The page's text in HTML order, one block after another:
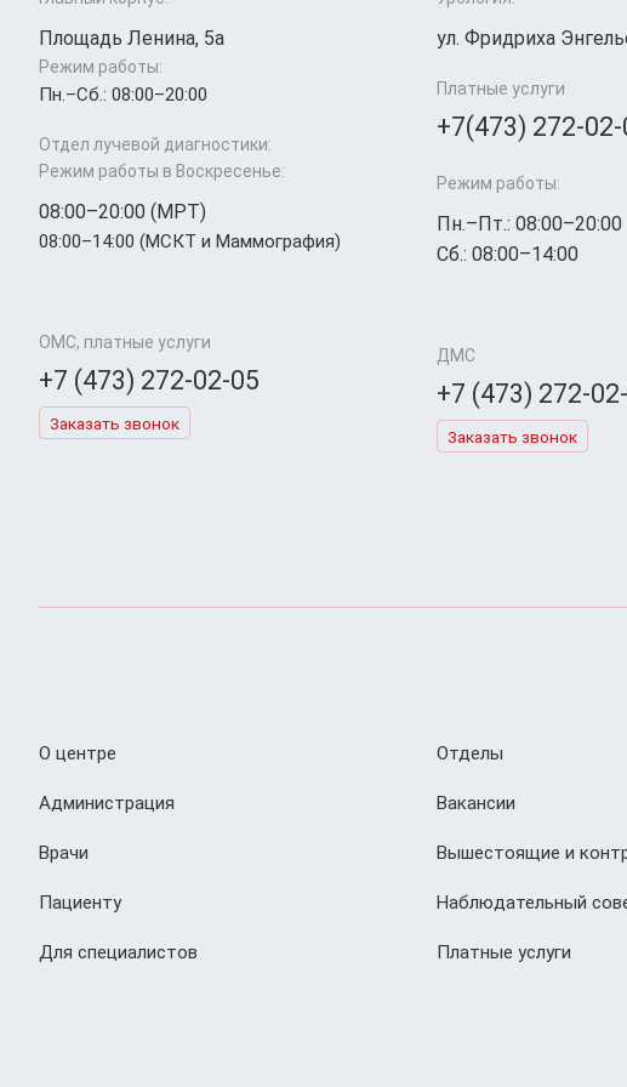
Площадь Ленина, 5а
Режим работы:
Пн.–Cб.: 08:00–20:00
Отдел лучевой диагностики:
Режим работы в Воскресенье:
08:00–20:00 (МРТ)
08:00–14:00 (МСКТ и Маммография)
ОМС, платные услуги
+7 (473) 272-02-05
Заказать звонок
ул. Фридриха
Платные услуги
+7(473) 272-02-
Режим работы:
Пн.–Пт.: 08:00–20:00
Сб.: 08:00–14:00
ДМС
+7 (473) 272-
Заказать звонок
О центре
Администрация
Врачи
Пациенту
Для специалистов
Отделы
Вакансии
Вышестоящие и
Наблюдательный
Платные услуги